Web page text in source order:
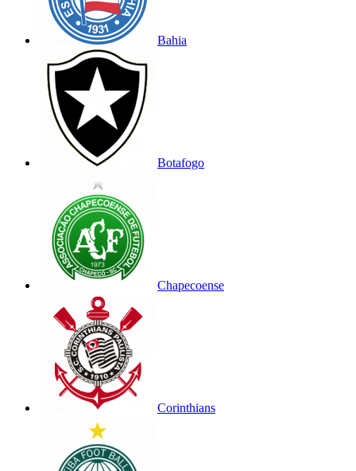
Bahia
Botafogo
Chapecoense
Corinthians